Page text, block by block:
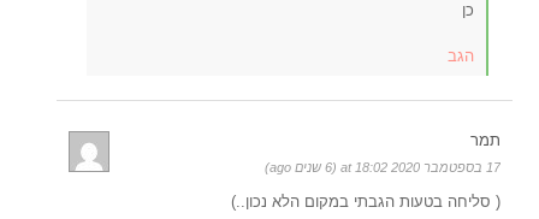
כן
הגב
תמר
17 בספטמבר 2020 at 18:02 (6 שנים ago)
( סליחה בטעות הגבתי במקום הלא נכון..)